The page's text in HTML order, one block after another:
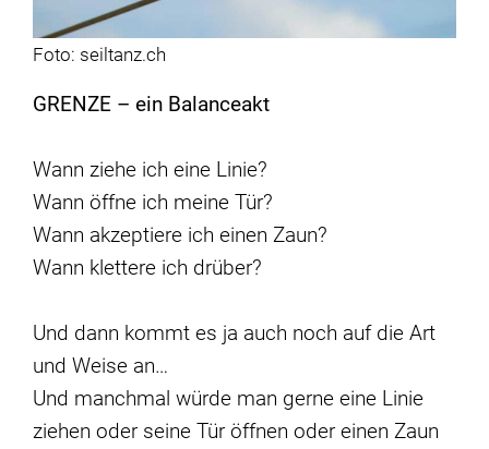
Foto: seiltanz.ch
GRENZE – ein Balanceakt
Wann ziehe ich eine Linie?
Wann öffne ich meine Tür?
Wann akzeptiere ich einen Zaun?
Wann klettere ich drüber?
Und dann kommt es ja auch noch auf die Art
und Weise an…
Und manchmal würde man gerne eine Linie
ziehen oder seine Tür öffnen oder einen Zaun